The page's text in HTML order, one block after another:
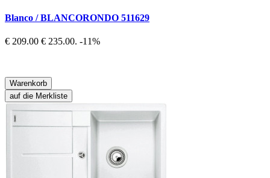
Blanco / BLANCORONDO 511629
€ 209.00 € 235.00. -11%
Warenkorb
auf die Merkliste